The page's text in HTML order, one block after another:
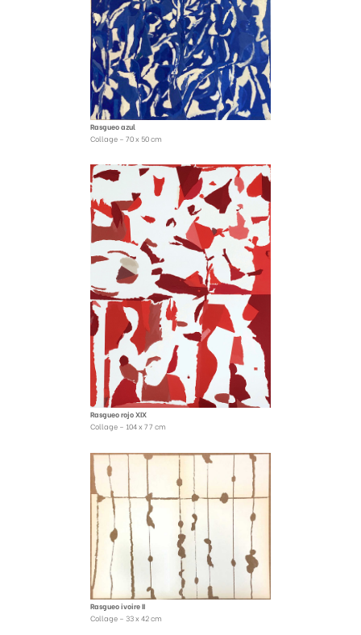
Rasgueo azul
Collage – 70 x 50 cm
Rasgueo rojo XIX
Collage – 104 x 77 cm
Rasgueo ivoire II
Collage – 33 x 42 cm